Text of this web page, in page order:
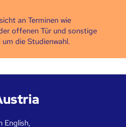
an Terminen wie
offenen Tür und sonstige
die Studienwahl.
English,